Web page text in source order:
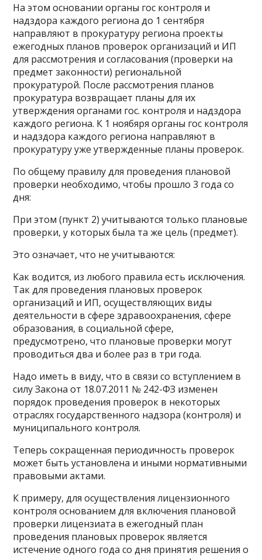
На этом основании органы гос контроля и
надздора каждого региона до 1 сентября
направляют в прокуратуру региона проекты
ежегодных планов проверок организаций и ИП
для рассмотрения и согласования (проверки на
предмет законности) региональной
прокуратурой. После рассмотрения планов
прокуратура возвращает планы для их
утверждения органами гос. контроля и надздора
каждого региона. К 1 ноябяря органы гос контроля
и надздора каждого региона направляют в
прокуратуру уже утвержденные планы проверок.
По общему правилу для проведения плановой
проверки необходимо, чтобы прошло 3 года со
дня:
При этом (пункт 2) учитываются только плановые
проверки, у которых была та же цель (предмет).
Это означает, что не учитываются:
Как водится, из любого правила есть исключения.
Так для проведения плановых проверок
организаций и ИП, осуществляющих виды
деятельности в сфере здравоохранения, сфере
образования, в социальной сфере,
предусмотрено, что плановые проверки могут
проводиться два и более раз в три года.
Надо иметь в виду, что в связи со вступлением в
силу Закона от 18.07.2011 № 242-ФЗ изменен
порядок проведения проверок в некоторых
отраслях государственного надзора (контроля) и
муниципального контроля.
Теперь сокращенная периодичность проверок
может быть установлена и иными нормативными
правовыми актами.
К примеру, для осуществления лицензионного
контроля основанием для включения плановой
проверки лицензиата в ежегодный план
проведения плановых проверок является
истечение одного года со дня принятия решения о